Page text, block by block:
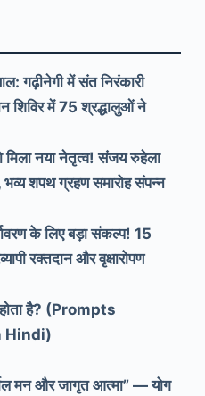
गढ़ीनेगी में संत निरंकारी
शिविर में 75 श्रद्धालुओं ने
मिला नया नेतृत्व! संजय रुहेला
भव्य शपथ ग्रहण समारोह संपन्न
के लिए बड़ा संकल्प! 15
रक्तदान और वृक्षारोपण
है? (Prompts
Hindi)
मन और जागृत आत्मा” — योग